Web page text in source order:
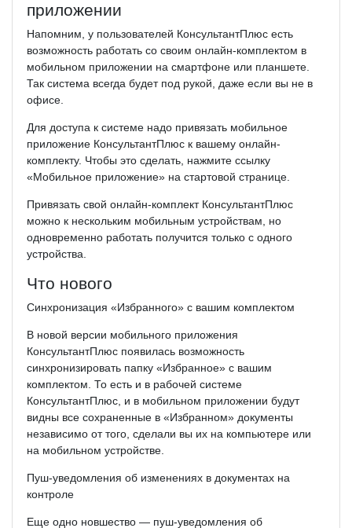
приложении
Напомним, у пользователей КонсультантПлюс есть
возможность работать со своим онлайн-комплектом в
мобильном приложении на смартфоне или планшете.
Так система всегда будет под рукой, даже если вы не в
офисе.
Для доступа к системе надо привязать мобильное
приложение КонсультантПлюс к вашему онлайн-
комплекту. Чтобы это сделать, нажмите ссылку
«Мобильное приложение» на стартовой странице.
Привязать свой онлайн-­комплект КонсультантПлюс
можно к нескольким мобильным устройствам, но
одновременно работать получится только с одного
устройства.
Что нового
Синхронизация «Избранного» с вашим комплектом
В новой версии мобильного приложения
КонсультантПлюс появилась возможность
синхронизировать папку «Избранное» с вашим
комплектом. То есть и в рабочей системе
КонсультантПлюс, и в мобильном приложении будут
видны все сохраненные в «Избранном» документы
независимо от того, сделали вы их на компьютере или
на мобильном устройстве.
Пуш-уведомления об изменениях в документах на
контроле
Еще одно новшество — пуш-уведомления об